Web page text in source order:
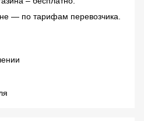
— по тарифам перевозчика.